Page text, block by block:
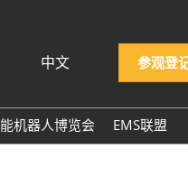
中文
Việt
参观登
机器人博览会
EMS联盟